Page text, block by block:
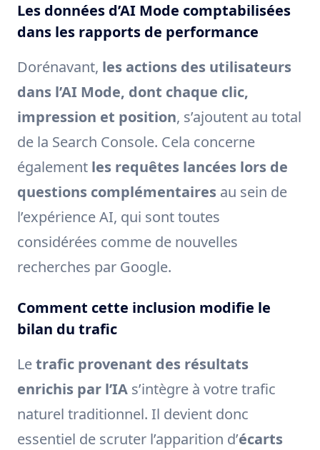
Les données d’AI Mode comptabilisées
dans les rapports de performance
Dorénavant, les actions des utilisateurs
dans l’AI Mode, dont chaque clic,
impression et position, s’ajoutent au total
de la Search Console. Cela concerne
également les requêtes lancées lors de
questions complémentaires au sein de
l’expérience AI, qui sont toutes
considérées comme de nouvelles
recherches par Google.
Comment cette inclusion modifie le
bilan du trafic
Letrafic provenant des résultats
enrichis par l’IA s’intègre à votre trafic
naturel traditionnel. Il devient donc
essentiel de scruter l’apparition d’écarts